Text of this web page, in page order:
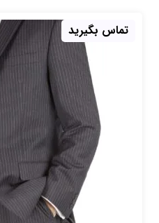
تماس بگیرید